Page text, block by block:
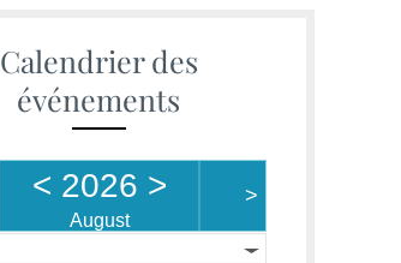
Calendrier des
événements
< 2026 >
August
>